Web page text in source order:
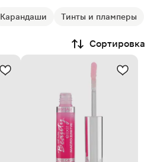
Карандаши Тинты и пламперы
Сортировка